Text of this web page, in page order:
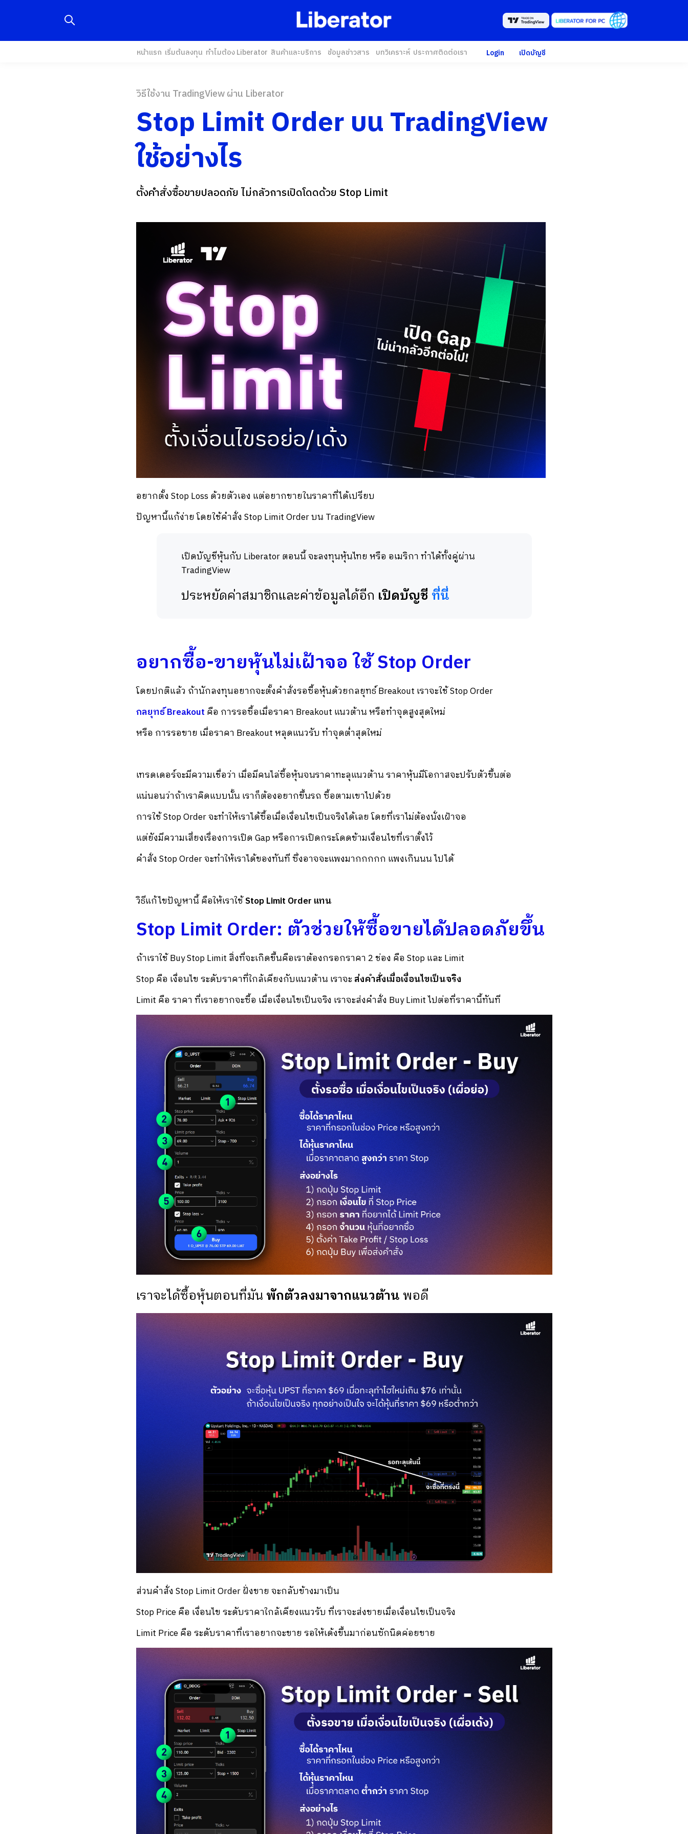
หน้าแรก เริ่มต้นลงทุน ทำไมต้อง Liberator สินค้าและบริการ ข้อมูลข่าวสาร บทวิเคราะห์ ประกาศติดต่อเรา Login เปิดบัญชี
วิธีใช้งาน TradingView ผ่าน Liberator
Stop Limit Order บน TradingView
ใช้อย่างไร
ตั้งคำสั่งซื้อขายปลอดภัย ไม่กลัวการเปิดโดดด้วย Stop Limit
อยากตั้ง Stop Loss ด้วยตัวเอง แต่อยากขายในราคาที่ได้เปรียบ
ปัญหานี้แก้ง่าย โดยใช้คำสั่ง Stop Limit Order บน TradingView
เปิดบัญชีหุ้นกับ Liberator ตอนนี้ จะลงทุนหุ้นไทย หรือ อเมริกา ทำได้ทั้งคู่ผ่าน
TradingView
ประหยัดค่าสมาชิกและค่าข้อมูลได้อีก เปิดบัญชี ที่นี่
อยากซื้อ-ขายหุ้นไม่เฝ้าจอ ใช้ Stop Order
โดยปกติแล้ว ถ้านักลงทุนอยากจะตั้งคำสั่งรอซื้อหุ้นด้วยกลยุทธ์ Breakout เราจะใช้ Stop Order
กลยุทธ์ Breakout คือ การรอซื้อเมื่อราคา Breakout แนวต้าน หรือทำจุดสูงสุดใหม่
หรือ การรอขาย เมื่อราคา Breakout หลุดแนวรับ ทำจุดต่ำสุดใหม่
เทรดเดอร์จะมีความเชื่อว่า เมื่อมีคนไล่ซื้อหุ้นจนราคาทะลุแนวต้าน ราคาหุ้นมีโอกาสจะปรับตัวขึ้นต่อ
แน่นอนว่าถ้าเราคิดแบบนั้น เราก็ต้องอยากขึ้นรถ ซื้อตามเขาไปด้วย
การใช้ Stop Order จะทำให้เราได้ซื้อเมื่อเงื่อนไขเป็นจริงได้เลย โดยที่เราไม่ต้องนั่งเฝ้าจอ
แต่ยังมีความเสี่ยงเรื่องการเปิด Gap หรือการเปิดกระโดดข้ามเงื่อนไขที่เราตั้งไว้
คำสั่ง Stop Order จะทำให้เราได้ของทันที ซึ่งอาจจะแพงมากกกกก แพงเกินนน ไปได้
วิธีแก้ไขปัญหานี้ คือให้เราใช้Stop Limit Order แทน
Stop Limit Order: ตัวช่วยให้ซื้อขายได้ปลอดภัยขึ้น
ถ้าเราใช้ Buy Stop Limit สิ่งที่จะเกิดขึ้นคือเราต้องกรอกราคา 2 ช่อง คือ Stop และ Limit
Stop คือ เงื่อนไข ระดับราคาที่ใกล้เคียงกับแนวต้าน เราจะส่งคำสั่งเมื่อเงื่อนไขเป็นจริง
Limit คือ ราคา ที่เราอยากจะซื้อ เมื่อเงื่อนไขเป็นจริง เราจะส่งคำสั่ง Buy Limit ไปต่อที่ราคานี้ทันที
เราจะได้ซื้อหุ้นตอนที่มัน พักตัวลงมาจากแนวต้านพอดี
ส่วนคำสั่ง Stop Limit Order ฝั่งขาย จะกลับข้างมาเป็น
Stop Price คือ เงื่อนไข ระดับราคาใกล้เคียงแนวรับ ที่เราจะส่งขายเมื่อเงื่อนไขเป็นจริง
Limit Price คือ ระดับราคาที่เราอยากจะขาย รอให้เด้งขึ้นมาก่อนซักนิดค่อยขาย